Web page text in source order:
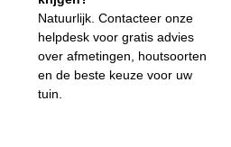
Natuurlijk. Contacteer onze
helpdesk voor gratis advies
over afmetingen, houtsoorten
en de beste keuze voor uw
tuin.